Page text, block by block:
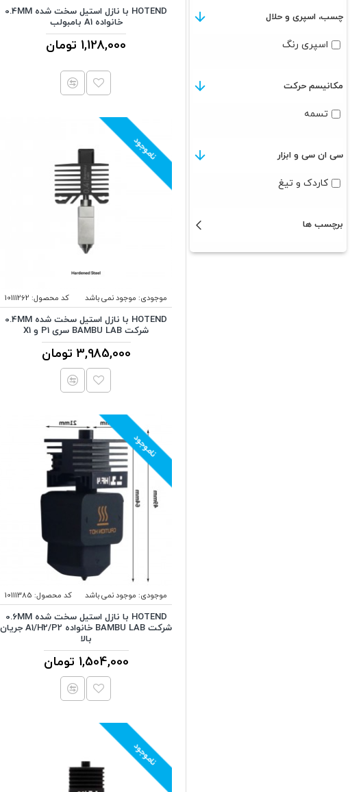
چسب، اسپری و حلال
اسپری رنگ
مکانیسم حرکت
تسمه
سی ان سی و ابزار
کاردک و تیغ
برچسب ها
HOTEND با نازل استیل سخت شده 0.4MM
خانواده A1 بامبولب
1,128,000 تومان
ناموجود
موجودی: موجود نمی باشد کد محصول: 10111262
HOTEND با نازل استیل سخت شده 0.4MM
شرکت BAMBU LAB سری P1 و X1
3,985,000 تومان
ناموجود
موجودی: موجود نمی باشد کد محصول: 10111385
HOTEND با نازل استیل سخت شده 0.6MM
شرکت BAMBU LAB خانواده A1/H2/P2 جریان
بالا
1,504,000 تومان
ناموجود